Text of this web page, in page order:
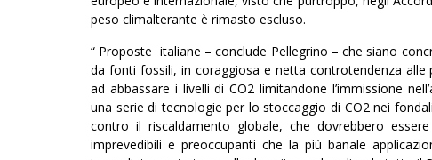
peso climalterante è rimasto escluso.
“ Proposte italiane – conclude Pellegrino – che siano
da fonti fossili, in coraggiosa e netta controtendenza
ad abbassare i livelli di CO2 limitandone l’immissione
una serie di tecnologie per lo stoccaggio di CO2 nei
contro il riscaldamento globale, che dovrebbero
imprevedibili e preoccupanti che la più banale